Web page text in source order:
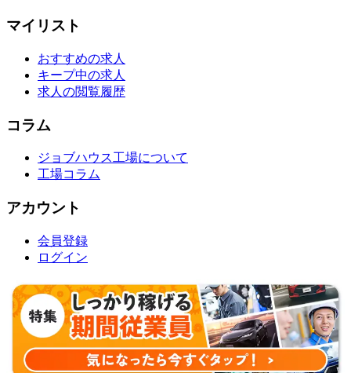
マイリスト
おすすめの求人
キープ中の求人
求人の閲覧履歴
コラム
ジョブハウス工場について
工場コラム
アカウント
会員登録
ログイン